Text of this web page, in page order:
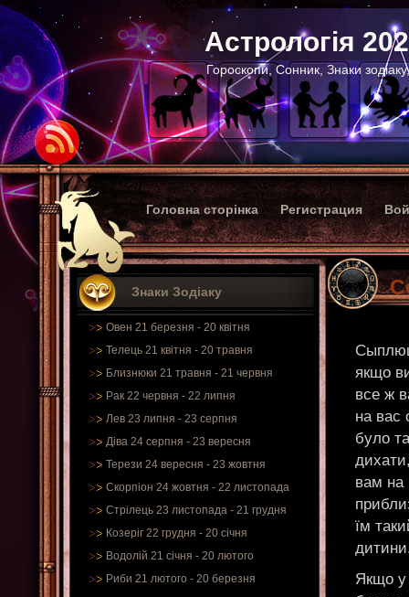
Астрологія
Гороскопи, Сонник, Знаки
Головна сторінка Регистрация
Знаки Зодіаку
Овен 21 березня - 20 квітня
Телець 21 квітня - 20 травня
Близнюки 21 травня - 21 червня
Рак 22 червня - 22 липня
Лев 23 липня - 23 серпня
Діва 24 серпня - 23 вересня
Терези 24 вересня - 23 жовтня
Скорпіон 24 жовтня - 22 листопада
Стрілець 23 листопада - 21 грудня
Козеріг 22 грудня - 20 січня
Водолій 21 січня - 20 лютого
Риби 21 лютого - 20 березня
якщо
все ж
на вас
було
вам на
їм
Якщо у